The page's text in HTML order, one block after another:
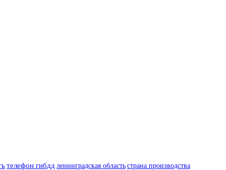
телефон гибдд ленинградская область страна производства